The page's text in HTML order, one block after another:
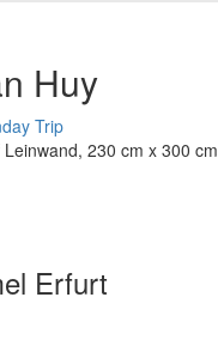
Huy
230 cm x 300 cm
Erfurt